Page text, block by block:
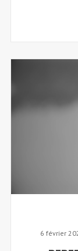
6 février